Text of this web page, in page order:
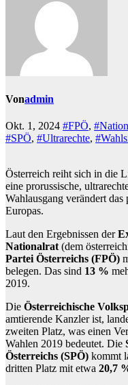
Vonadmin
Okt. 1, 2024 #FPÖ,
#SPÖ, #Ultrarechte,
Österreich reiht sich in die
eine prorussische,
Wahlausgang verändert
Europas.
Laut den Ergebnissen der
Nationalrat(dem
Partei Österreichs (FPÖ)
belegen. Das sind 13 %
2019.
Die Österreichische
amtierende Kanzler ist,
zweiten Platz, was einen
Wahlen 2019 bedeutet. Die
Österreichs (SPÖ) kommt
dritten Platz mit etwa 20,7